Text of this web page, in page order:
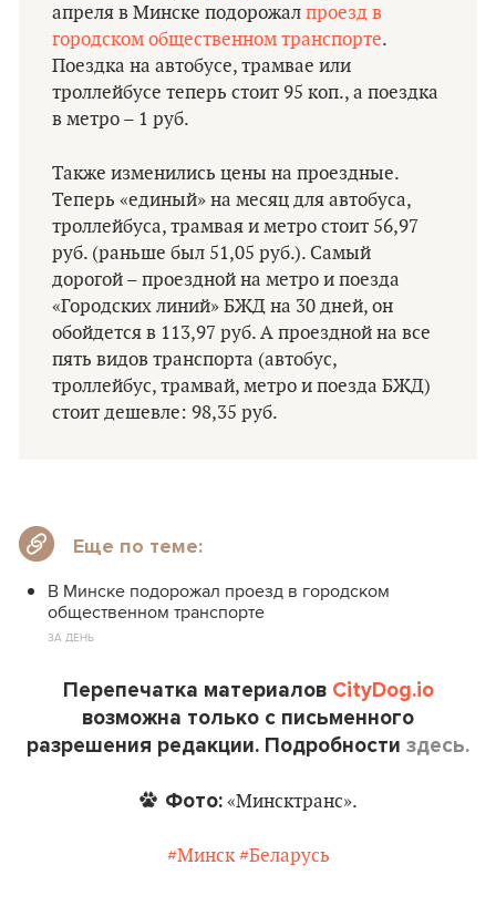
апреля в Минске подорожал проезд в
городском общественном транспорте.
Поездка на автобусе, трамвае или
троллейбусе теперь стоит 95 коп., а поездка
в метро – 1 руб.
Также изменились цены на проездные.
Теперь «единый» на месяц для автобуса,
троллейбуса, трамвая и метро стоит 56,97
руб. (раньше был 51,05 руб.). Самый
дорогой – проездной на метро и поезда
«Городских линий» БЖД на 30 дней, он
обойдется в 113,97 руб. А проездной на все
пять видов транспорта (автобус,
троллейбус, трамвай, метро и поезда БЖД)
стоит дешевле: 98,35 руб.
Еще по теме:
В Минске подорожал проезд в городском
общественном транспорте
ЗА ДЕНЬ
Перепечатка материалов CityDog.io
возможна только с письменного
разрешения редакции. Подробности здесь.
Фото:«Минсктранс».
#Минск #Беларусь